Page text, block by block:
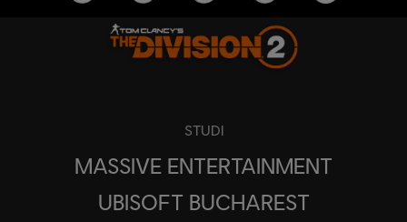
STUDI
MASSIVE ENTERTAINMENT
UBISOFT BUCHAREST